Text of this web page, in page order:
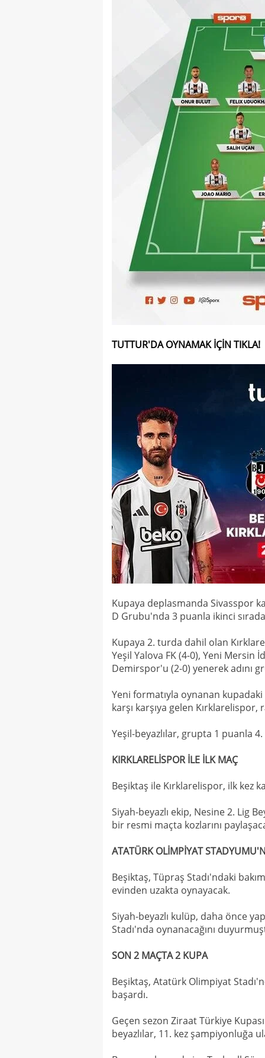
TUTTUR'DA OYNAMAK İÇİN TIKLA!
Kupaya deplasmanda Sivasspor
D Grubu'nda 3 puanla ikinci
Kupaya 2. turda dahil olan
Yeşil Yalova FK (4-0), Yeni Mersin
Demirspor'u (2-0) yenerek adını
Yeni formatıyla oynanan
karşı karşıya gelen Kırklarelispor,
Yeşil-beyazlılar, grupta 1 puanla
KIRKLARELİSPOR İLE İLK MAÇ
Beşiktaş ile Kırklarelispor, ilk kez
Siyah-beyazlı ekip, Nesine 2. Lig
bir resmi maçta kozlarını
ATATÜRK OLİMPİYAT
Beşiktaş, Tüpraş Stadı'ndaki
evinden uzakta oynayacak.
Siyah-beyazlı kulüp, daha önce
Stadı'nda oynanacağını
SON 2 MAÇTA 2 KUPA
Beşiktaş, Atatürk Olimpiyat
başardı.
Geçen sezon Ziraat Türkiye
beyazlılar, 11. kez şampiyonluğa